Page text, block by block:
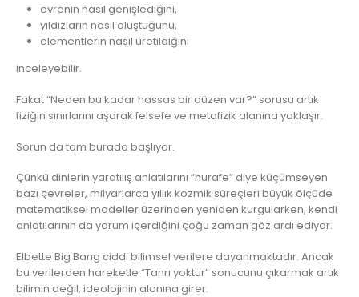
evrenin nasıl genişlediğini,
yıldızların nasıl oluştuğunu,
elementlerin nasıl üretildiğini
inceleyebilir.
Fakat “Neden bu kadar hassas bir düzen var?” sorusu artık
fiziğin sınırlarını aşarak felsefe ve metafizik alanına yaklaşır.
Sorun da tam burada başlıyor.
Çünkü dinlerin yaratılış anlatılarını “hurafe” diye küçümseyen
bazı çevreler, milyarlarca yıllık kozmik süreçleri büyük ölçüde
matematiksel modeller üzerinden yeniden kurgularken, kendi
anlatılarının da yorum içerdiğini çoğu zaman göz ardı ediyor.
Elbette Big Bang ciddi bilimsel verilere dayanmaktadır. Ancak
bu verilerden hareketle “Tanrı yoktur” sonucunu çıkarmak artık
bilimin değil, ideolojinin alanına girer.